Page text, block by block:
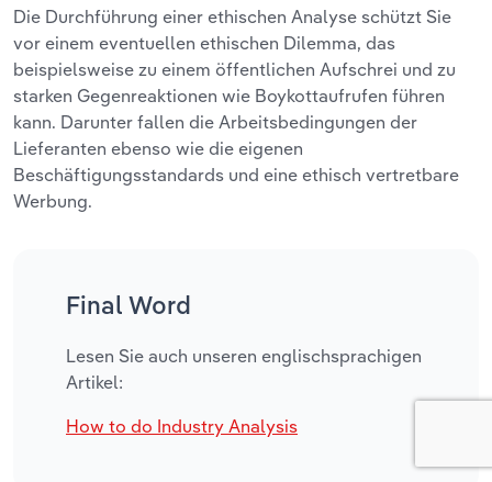
Die Durchführung einer ethischen Analyse schützt Sie
vor einem eventuellen ethischen Dilemma, das
beispielsweise zu einem öffentlichen Aufschrei und zu
starken Gegenreaktionen wie Boykottaufrufen führen
kann. Darunter fallen die Arbeitsbedingungen der
Lieferanten ebenso wie die eigenen
Beschäftigungsstandards und eine ethisch vertretbare
Werbung.
Final Word
Lesen Sie auch unseren englischsprachigen
Artikel:
How to do Industry Analysis